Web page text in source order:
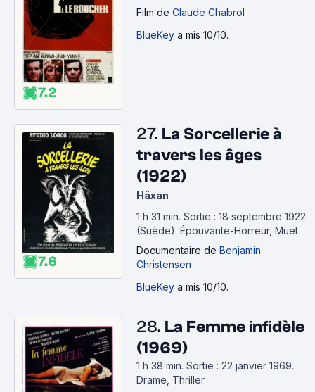
7.2
Film de Claude Chabrol
BlueKey a mis 10/10.
7.6
27. La Sorcellerie à
travers les âges
(1922)
Häxan
1 h 31 min. Sortie : 18 septembre 1922
(Suède). Épouvante-Horreur, Muet
Documentaire de Benjamin
Christensen
BlueKey a mis 10/10.
28. La Femme infidèle
(1969)
1 h 38 min. Sortie : 22 janvier 1969.
Drame, Thriller